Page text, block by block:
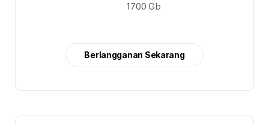
1700 Gb
Berlangganan Sekarang